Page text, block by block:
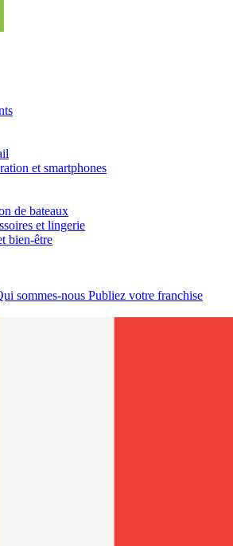
et smartphones
de bateaux
et lingerie
bien-être
sommes-nous Publiez votre franchise